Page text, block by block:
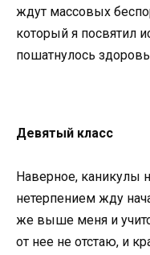
ждут массовых
который я посвятил
пошатнулось
Девятый класс
Наверное, каникулы
нетерпением жду
же выше меня и
от нее не отстаю, и